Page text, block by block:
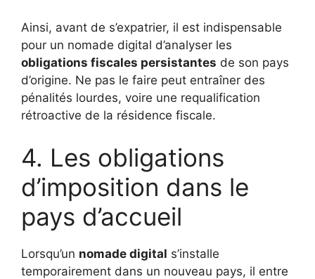
Ainsi, avant de s’expatrier, il est indispensable
pour un nomade digital d’analyser les
obligations fiscales persistantes de son pays
d’origine. Ne pas le faire peut entraîner des
pénalités lourdes, voire une requalification
rétroactive de la résidence fiscale.
4. Les obligations
d’imposition dans le
pays d’accueil
Lorsqu’un nomade digital s’installe
temporairement dans un nouveau pays, il entre